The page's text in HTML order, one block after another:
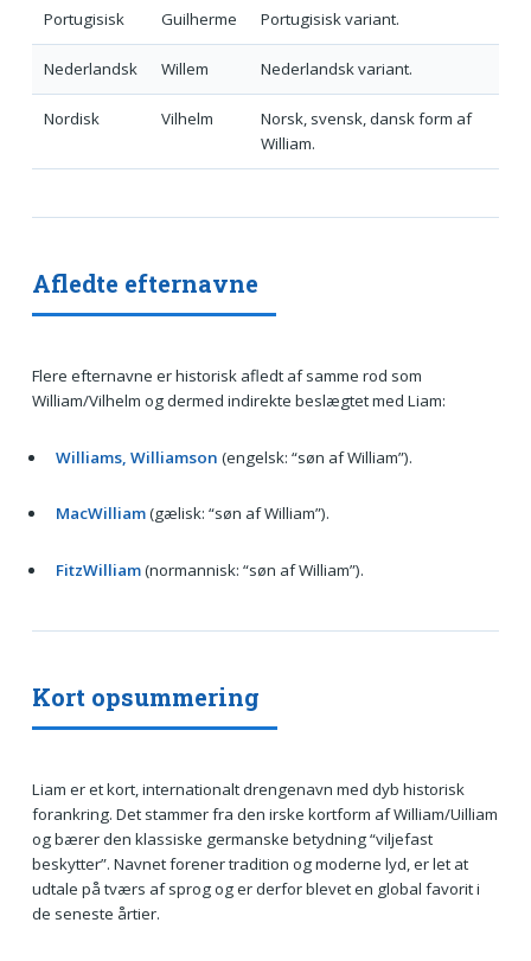
Portugisisk Guilherme Portugisisk variant.
Nederlandsk Willem Nederlandsk variant.
Nordisk Vilhelm
Norsk, svensk, dansk form af
William.
Afledte efternavne
Flere efternavne er historisk afledt af samme rod som
William/Vilhelm og dermed indirekte beslægtet med Liam:
Williams, Williamson (engelsk: “søn af William”).
MacWilliam(gælisk: “søn af William”).
FitzWilliam(normannisk: “søn af William”).
Kort opsummering
Liam er et kort, internationalt drengenavn med dyb historisk
forankring. Det stammer fra den irske kortform af William/Uilliam
og bærer den klassiske germanske betydning “viljefast
beskytter”. Navnet forener tradition og moderne lyd, er let at
udtale på tværs af sprog og er derfor blevet en global favorit i
de seneste årtier.